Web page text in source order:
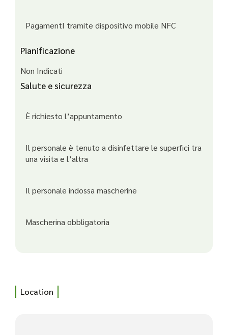
PagamentI tramite dispositivo mobile NFC
Pianificazione
Non Indicati
Salute e sicurezza
È richiesto l’appuntamento
Il personale è tenuto a disinfettare le superfici tra
una visita e l’altra
Il personale indossa mascherine
Mascherina obbligatoria
Location